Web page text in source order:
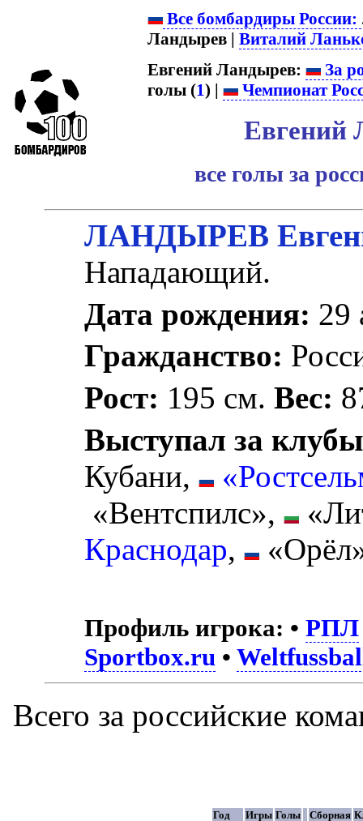
Все бомбардиры России:
Ландырев | Виталий
Евгений Ландырев:
За
голы (1) | Чемпионат
Евгений
все голы за
ЛАНДЫРЕВ
Нападающий.
Дата рождения: 29
Гражданство:
Рост: 195 см.Вес:
Выступал за
Кубани,
«Вентспилс»,
Краснодар,
Профиль игрока: •РПЛ
Sportbox.ru •
Всего за российские
Год Игры Голы Сборная